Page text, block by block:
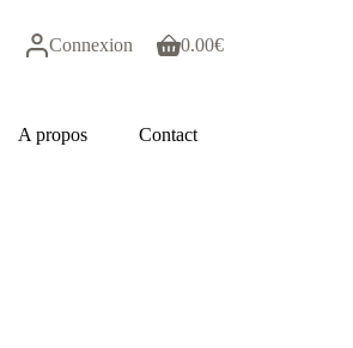
Connexion
Panier
0.00€
A propos Contact